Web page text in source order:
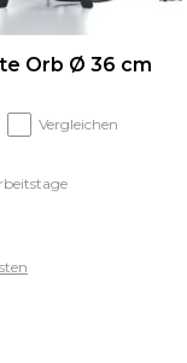
Orb Ø 36 cm
Vergleichen